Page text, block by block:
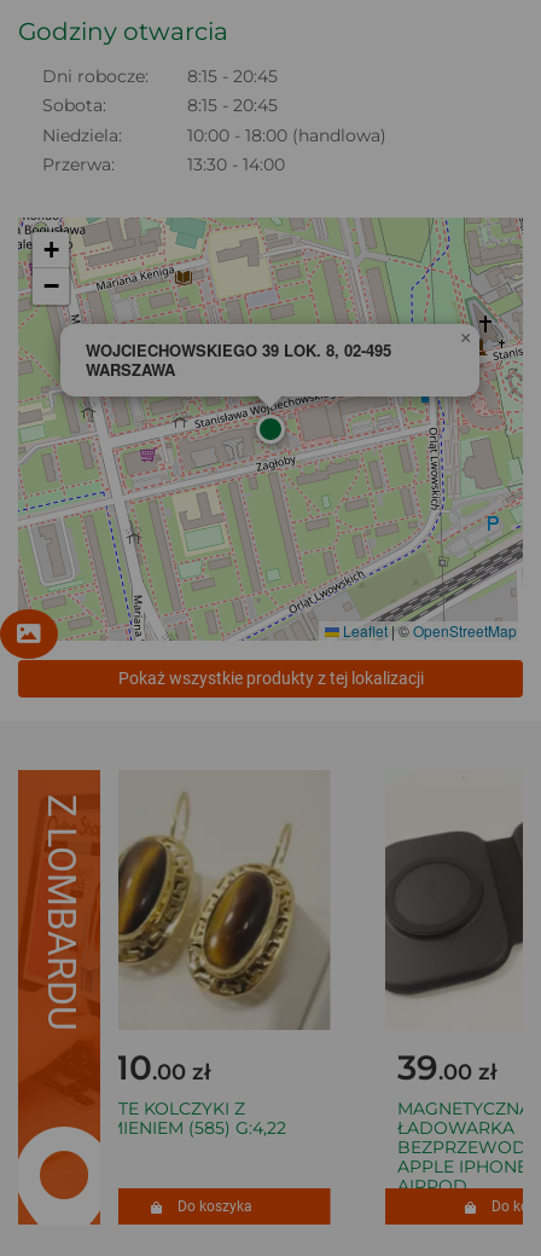
Godziny otwarcia
Dni robocze:
8:15 - 20:45
Sobota:
8:15 - 20:45
Niedziela:
10:00 - 18:00 (handlowa)
Przerwa:
13:30 - 14:00
WOJCIECHOWSKIEGO 39 LOK. 8, 02-495
WARSZAWA
×
+
−
Leaflet | ©OpenStreetMap
Pokaż wszystkie produkty z tej lokalizacji
Z LOMBARDU
2110.00 zł
ZŁOTE KOLCZYKI Z
KAMIENIEM (585) G:4,22
Do koszyka
39.00 zł
MAGNETYCZNA
ŁADOWARKA
APPLE IPHONE
AIRPOD
Do